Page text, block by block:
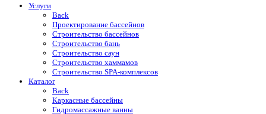
Услуги
Back
Проектирование бассейнов
Строительство бассейнов
Строительство бань
Строительство саун
Строительство хаммамов
Строительство SPA-комплексов
Каталог
Back
Каркасные бассейны
Гидромассажные ванны